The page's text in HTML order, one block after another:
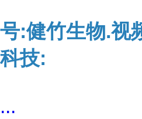
号:健竹生物.视
科技:
...